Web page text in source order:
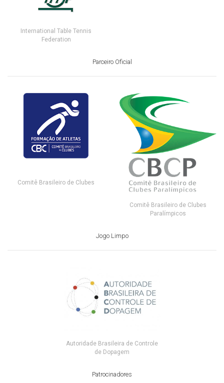
International Table Tennis
Federation
Parceiro Oficial
Comitê Brasileiro de Clubes
Comitê Brasileiro de Clubes
Paralímpicos
Jogo Limpo
Autoridade Brasileira de Controle
de Dopagem
Patrocinadores